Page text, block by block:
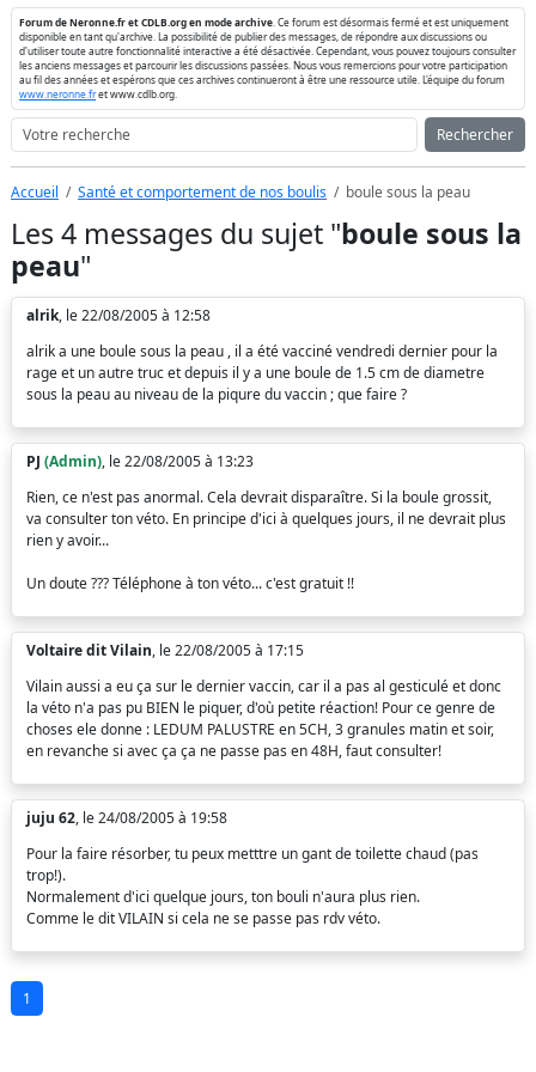
Forum de Neronne.fr et CDLB.org en mode archive . Ce forum est désormais fermé et est uniquement
disponible en tant qu'archive. La possibilité de publier des messages, de répondre aux discussions ou
d'utiliser toute autre fonctionnalité interactive a été désactivée. Cependant, vous pouvez toujours consulter
les anciens messages et parcourir les discussions passées. Nous vous remercions pour votre participation
au fil des années et espérons que ces archives continueront à être une ressource utile. L'équipe du forum
www.neronne.fret www.cdlb.org.
Rechercher
Accueil Santé et comportement de nos boulis boule sous la peau
Les 4 messages du sujet "boule sous la
peau"
alrik, le 22/08/2005 à 12:58
alrik a une boule sous la peau , il a été vacciné vendredi dernier pour la
rage et un autre truc et depuis il y a une boule de 1.5 cm de diametre
sous la peau au niveau de la piqure du vaccin ; que faire ?
PJ (Admin), le 22/08/2005 à 13:23
Rien, ce n'est pas anormal. Cela devrait disparaître. Si la boule grossit,
va consulter ton véto. En principe d'ici à quelques jours, il ne devrait plus
rien y avoir...
Un doute ??? Téléphone à ton véto... c'est gratuit !!
Voltaire dit Vilain, le 22/08/2005 à 17:15
Vilain aussi a eu ça sur le dernier vaccin, car il a pas al gesticulé et donc
la véto n'a pas pu BIEN le piquer, d'où petite réaction! Pour ce genre de
choses ele donne : LEDUM PALUSTRE en 5CH, 3 granules matin et soir,
en revanche si avec ça ça ne passe pas en 48H, faut consulter!
juju 62, le 24/08/2005 à 19:58
Pour la faire résorber, tu peux metttre un gant de toilette chaud (pas
trop!).
Normalement d'ici quelque jours, ton bouli n'aura plus rien.
Comme le dit VILAIN si cela ne se passe pas rdv véto.
1